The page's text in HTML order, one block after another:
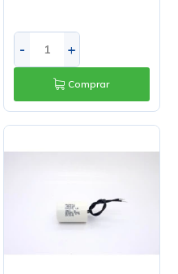
- +
Comprar